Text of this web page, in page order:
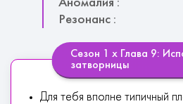
Аномалия :
Резонанс :
Сезон 1 х Глава 9:
затворницы
Для тебя вполне типичный